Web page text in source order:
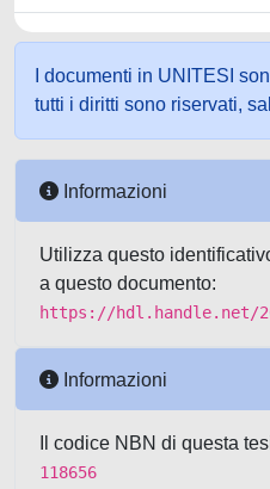
I documenti in UNITESI
tutti i diritti sono riservati,
Informazioni
Utilizza questo
a questo documento:
https://hdl.handle.net/
Informazioni
Il codice NBN di questa
118656